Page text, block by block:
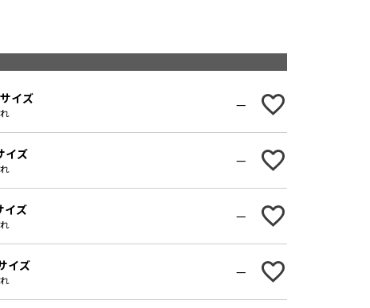
イズ —
イズ —
イズ —
イズ —